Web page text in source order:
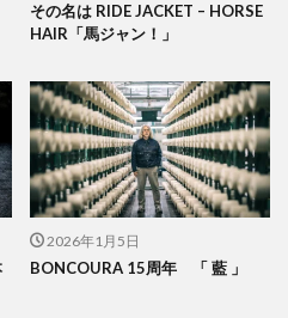
その名は RIDE JACKET – HORSE
HAIR「馬ジャン！」
2026年1月5日
BONCOURA 15周年 「 藍 」